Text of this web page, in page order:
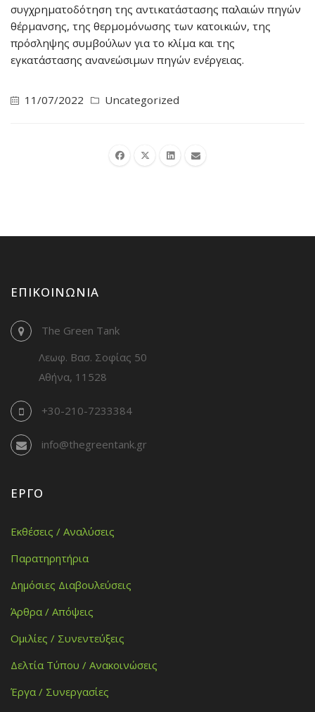
συγχρηματοδότηση της αντικατάστασης παλαιών πηγών
θέρμανσης, της θερμομόνωσης των κατοικιών, της
πρόσληψης συμβούλων για το κλίμα και της
εγκατάστασης ανανεώσιμων πηγών ενέργειας.
11/07/2022 Uncategorized
ΕΠΙΚΟΙΝΩΝΊΑ
The Green Tank
Λεωφ. Βασ. Σοφίας 50
Αθήνα, 11528
+30-210-7233384
info@thegreentank.gr
ΈΡΓΟ
Εκθέσεις / Αναλύσεις
Παρατηρητήρια
Δημόσιες Διαβουλεύσεις
Άρθρα / Απόψεις
Ομιλίες / Συνεντεύξεις
Δελτία Τύπου / Ανακοινώσεις
Έργα / Συνεργασίες